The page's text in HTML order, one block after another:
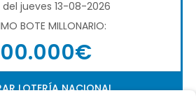
jueves 13-08-2026
BOTE MILLONARIO:
LOTERÍA NACIONAL